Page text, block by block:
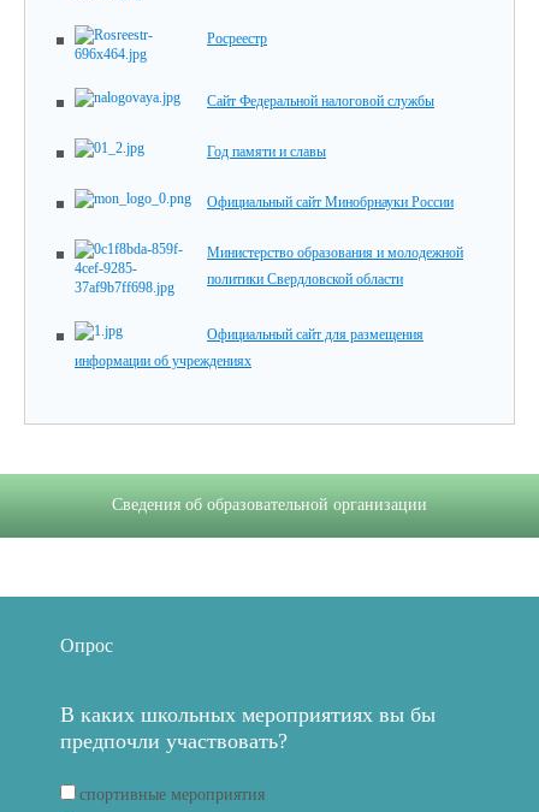
Росреестр
Сайт Федеральной налоговой службы
Год памяти и славы
Официальный сайт Минобрнауки России
Министерство образования и молодежной
политики Свердловской области
Официальный сайт для размещения
информации об учреждениях
Сведения об образовательной организации
Опрос
В каких школьных мероприятиях вы бы
предпочли участвовать?
спортивные мероприятия